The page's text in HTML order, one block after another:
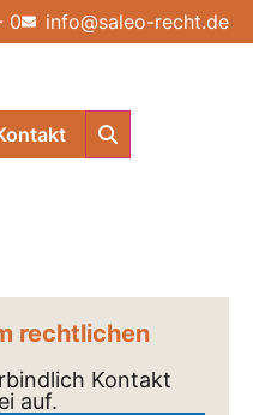
0 info@saleo-recht.de
rechtlichen
Kontakt
auf.